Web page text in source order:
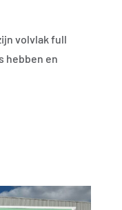
volvlak full
hebben en